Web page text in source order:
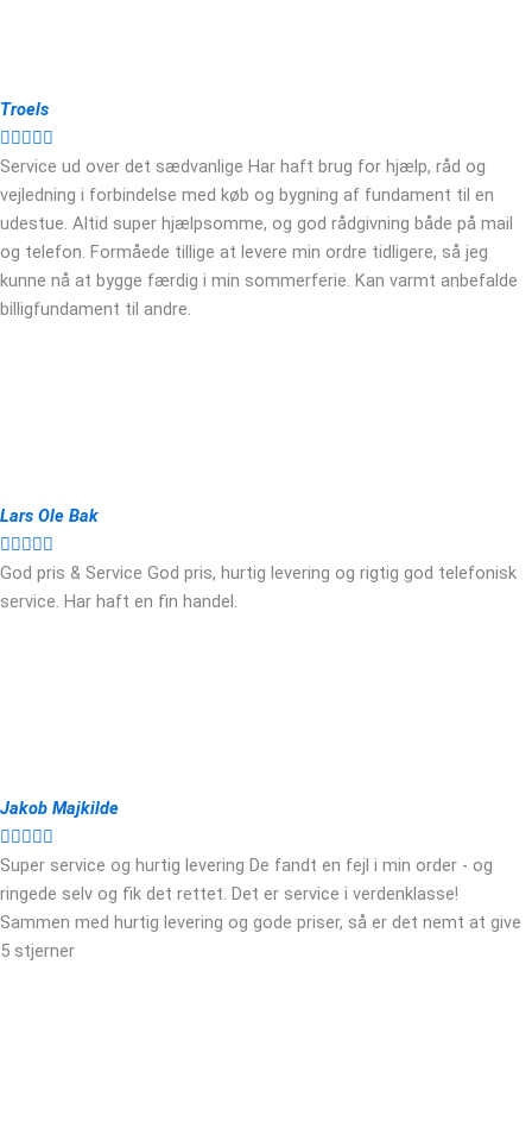
Troels

Service ud over det sædvanlige Har haft brug for hjælp, råd og
vejledning i forbindelse med køb og bygning af fundament til en
udestue. Altid super hjælpsomme, og god rådgivning både på mail
og telefon. Formåede tillige at levere min ordre tidligere, så jeg
kunne nå at bygge færdig i min sommerferie. Kan varmt anbefalde
billigfundament til andre.
Lars Ole Bak

God pris & Service God pris, hurtig levering og rigtig god telefonisk
service. Har haft en fin handel.
Jakob Majkilde

Super service og hurtig levering De fandt en fejl i min order - og
ringede selv og fik det rettet. Det er service i verdenklasse!
Sammen med hurtig levering og gode priser, så er det nemt at give
5 stjerner